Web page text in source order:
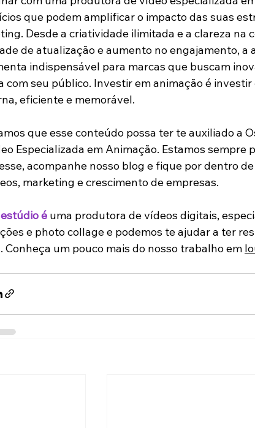
que podem amplificar o impacto das suas
Desde a criatividade ilimitada e a clareza na
de atualização e aumento no engajamento, a
indispensável para marcas que buscam
com seu público. Investir em animação é
eficiente e memorável.
que esse conteúdo possa ter te auxiliado a
Especializada em Animação. Estamos sempre
acompanhe nosso blog e fique por dentro
marketing e crescimento de empresas.
é uma produtora de vídeos digitais,
e photo collage e podemos te ajudar a ter
Conheça um pouco mais do nosso trabalho em